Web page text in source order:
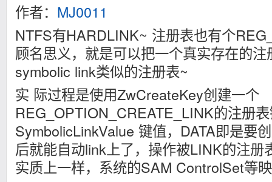
作者： MJ0011
NTFS有HARDLINK~ 注册表也有个
顾名思义，就是可以把一个真实存在的
symbolic link类似的注册表~
实 际过程是使用ZwCreateKey创建一个
REG_OPTION_CREATE_LINK的注册
SymbolicLinkValue 键值，DATA即是要
后就能自动link上了，操作被LINK的注册
实质上一样，系统的SAM ControlSet等